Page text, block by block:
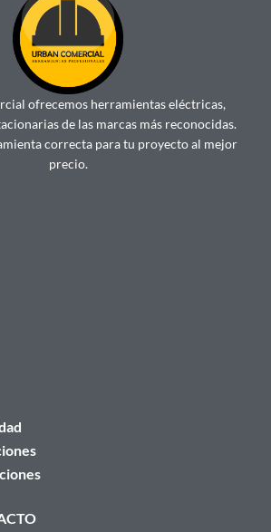
ofrecemos herramientas eléctricas,
de las marcas más reconocidas.
correcta para tu proyecto al mejor
precio.